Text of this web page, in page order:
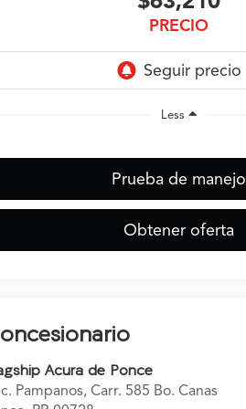
PRECIO
Less
Prueba de manejo
Obtener oferta
Acura de Ponce
Pampanos, Carr. 585 Bo. Canas